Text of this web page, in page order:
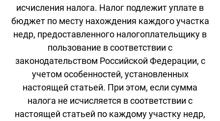
исчисления налога. Налог подлежит уплате в
бюджет по месту нахождения каждого участка
недр, предоставленного налогоплательщику в
пользование в соответствии с
законодательством Российской Федерации, с
учетом особенностей, установленных
настоящей статьей. При этом, если сумма
налога не исчисляется в соответствии с
настоящей статьей по каждому участку недр,